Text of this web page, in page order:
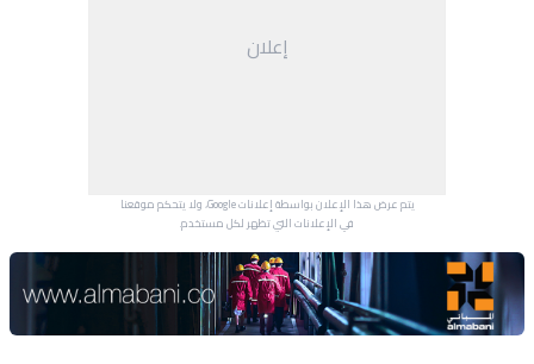
إعلان
يتم عرض هذا الإعلان بواسطة إعلانات Google، ولا يتحكم موقعنا
في الإعلانات التي تظهر لكل مستخدم.
Advertisement Section